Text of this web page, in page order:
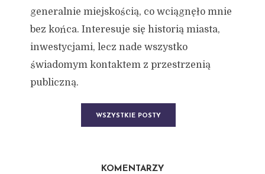
generalnie miejskością, co wciągnęło mnie
bez końca. Interesuje się historią miasta,
inwestycjami, lecz nade wszystko
świadomym kontaktem z przestrzenią
publiczną.
WSZYSTKIE POSTY
KOMENTARZY